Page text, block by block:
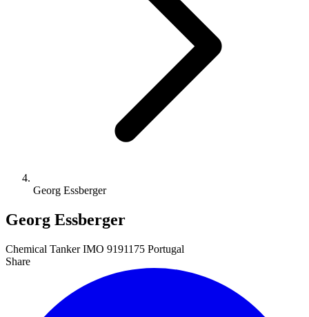
Georg Essberger
Georg Essberger
Chemical Tanker IMO 9191175 Portugal
Share